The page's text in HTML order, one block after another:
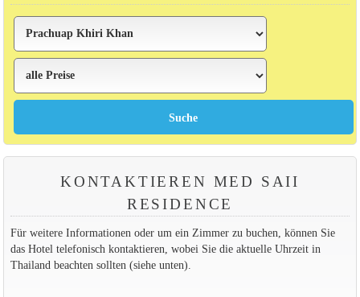
KONTAKTIEREN MED SAII
RESIDENCE
Für weitere Informationen oder um ein Zimmer zu buchen, können Sie
das Hotel telefonisch kontaktieren, wobei Sie die aktuelle Uhrzeit in
Thailand beachten sollten (siehe unten).